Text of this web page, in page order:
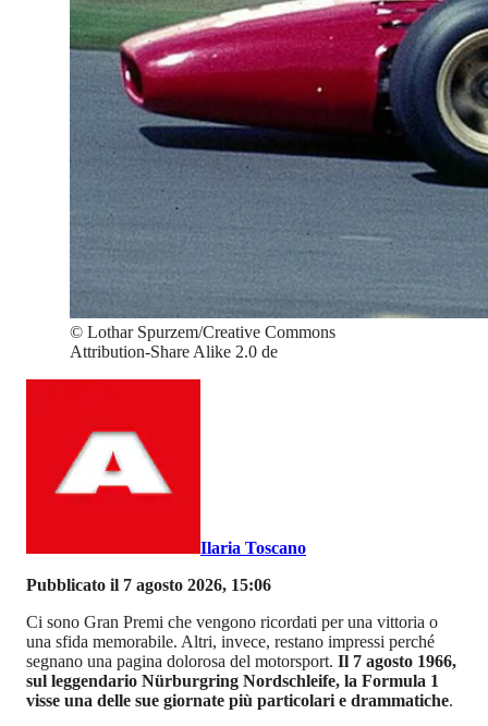
© Lothar Spurzem/Creative Commons
Attribution-Share Alike 2.0 de
Ilaria Toscano
Pubblicato il 7 agosto 2026, 15:06
Ci sono Gran Premi che vengono ricordati per una vittoria o
una sfida memorabile. Altri, invece, restano impressi perché
segnano una pagina dolorosa del motorsport. Il 7 agosto 1966,
sul leggendario Nürburgring Nordschleife, la Formula 1
visse una delle sue giornate più particolari e drammatiche.